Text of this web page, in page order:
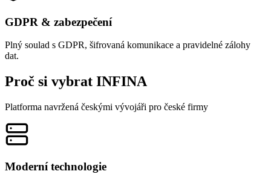
GDPR & zabezpečení
Plný soulad s GDPR, šifrovaná komunikace a pravidelné zálohy
dat.
Proč si vybrat INFINA
Platforma navržená českými vývojáři pro české firmy
Moderní technologie